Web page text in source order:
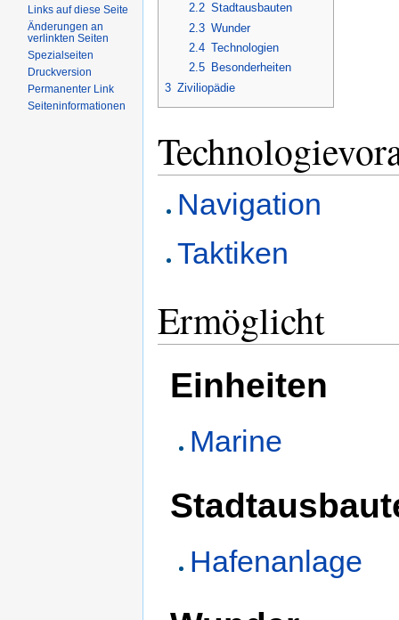
2.2 Stadtausbauten
2.3 Wunder
2.4 Technologien
2.5
Besonderheiten
3 Ziviliopädie
Navigation
Taktiken
Ermöglicht
Einheiten
Marine
Hafenanlage
Links auf diese Seite
Änderungen an
verlinkten Seiten
Spezialseiten
Druckversion
Permanenter Link
Seiten­informationen